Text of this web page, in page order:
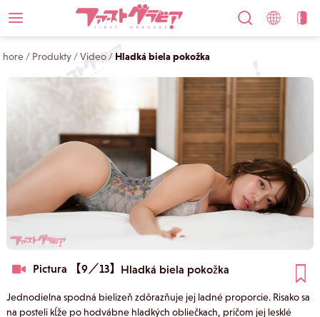
hore / Produkty /Video/ Hladká biela pokožka
Pictura 【9／13】 Hladká biela pokožka
Jednodielna spodná bielizeň zdôrazňuje jej ladné proporcie. Risako sa
na posteli kĺže po hodvábne hladkých obliečkach, pričom jej lesklé